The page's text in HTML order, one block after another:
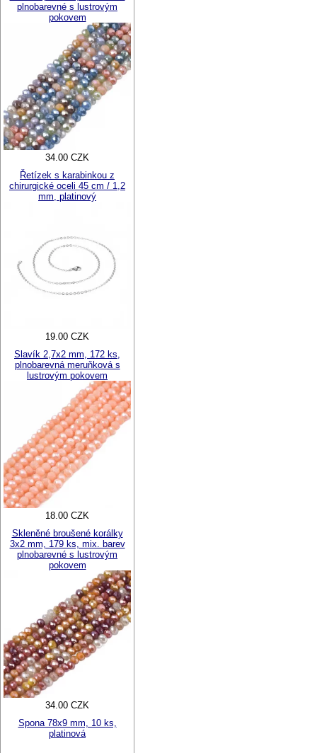
plnobarevné s lustrovým
pokovem
34.00 CZK
Řetízek s karabinkou z
chirurgické oceli 45 cm / 1,2
mm, platinový
19.00 CZK
Slavík 2,7x2 mm, 172 ks,
plnobarevná meruňková s
lustrovým pokovem
18.00 CZK
Skleněné broušené korálky
3x2 mm, 179 ks, mix. barev
plnobarevné s lustrovým
pokovem
34.00 CZK
Spona 78x9 mm, 10 ks,
platinová